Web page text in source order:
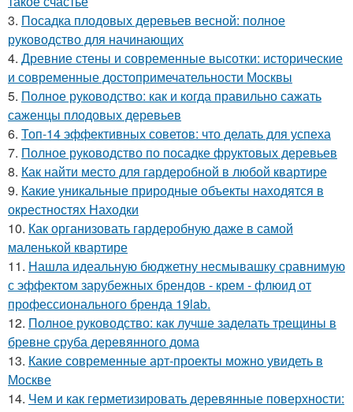
3. Посадка плодовых деревьев весной: полное
руководство для начинающих
4. Древние стены и современные высотки: исторические
и современные достопримечательности Москвы
5. Полное руководство: как и когда правильно сажать
саженцы плодовых деревьев
6. Топ-14 эффективных советов: что делать для успеха
7. Полное руководство по посадке фруктовых деревьев
8. Как найти место для гардеробной в любой квартире
9. Какие уникальные природные объекты находятся в
окрестностях Находки
10. Как организовать гардеробную даже в самой
маленькой квартире
11. Нашла идеальную бюджетну несмывашку сравнимую
с эффектом зарубежных брендов - крем - флюид от
профессионального бренда 19lab.
12. Полное руководство: как лучше заделать трещины в
бревне сруба деревянного дома
13. Какие современные арт-проекты можно увидеть в
Москве
14. Чем и как герметизировать деревянные поверхности: